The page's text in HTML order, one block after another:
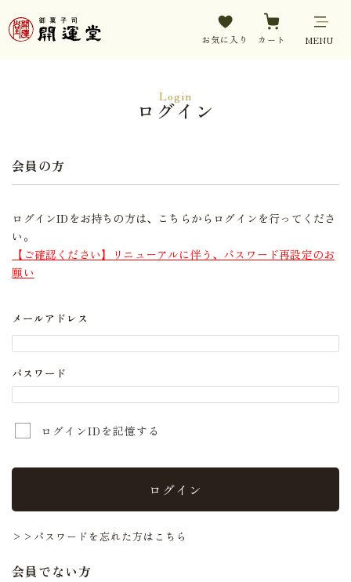
お気に入り カート MENU
Login
ログイン
会員の方
ログインIDをお持ちの方は、こちらからログインを行ってくださ
い。
【ご確認ください】リニューアルに伴う、パスワード再設定のお
願い
メールアドレス
パスワード
ログインIDを記憶する
ログイン
>>パスワードを忘れた方はこちら
会員でない方